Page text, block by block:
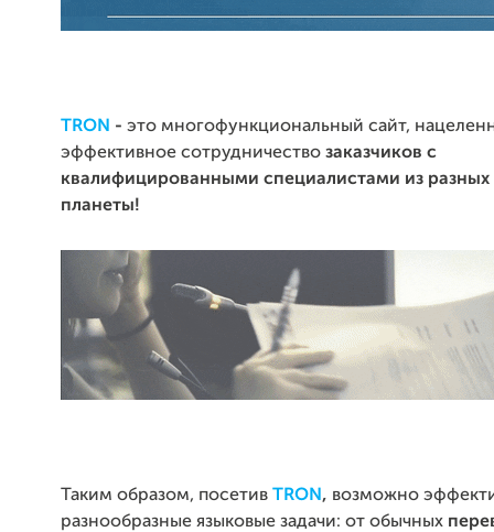
TRON - это многофункциональный сайт,
эффективное сотрудничество заказчиков с
квалифицированными специалистами из разных
планеты!
Таким образом, посетив TRON , возможно
разнообразные языковые задачи: от обычных